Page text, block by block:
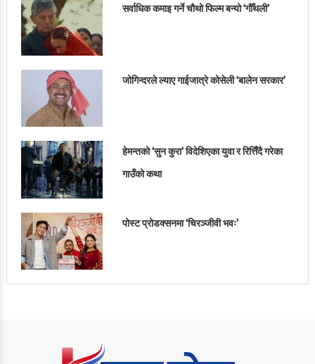
सर्वाधिक कमाइ गर्ने चौथो फिल्म बन्यो ‘गौँथली’
जोगिन्दरले ल्याए गाईजात्रे कोसेली ‘बालेन सरकार’
हेमन्तको ‘सुन कुरा’ विदेशिएका युवा र रित्तिँदै गरेका
गाउँको कथा
पोस्ट प्रोडक्सनमा ‘चिरञ्जीवी भवः’